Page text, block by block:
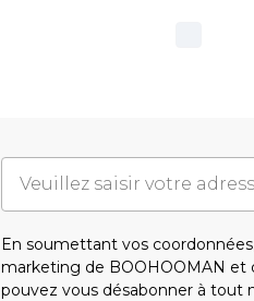
En soumettant vos
marketing de BOOHOOMAN et
pouvez vous désabonner à tout